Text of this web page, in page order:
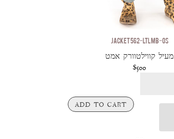
JACKET 562-LTLMB-OS
מעיל קווילטוורק אמט
$500
ADD TO CART